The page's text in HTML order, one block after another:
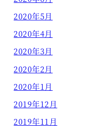
2020年5月
2020年4月
2020年3月
2020年2月
2020年1月
2019年12月
2019年11月